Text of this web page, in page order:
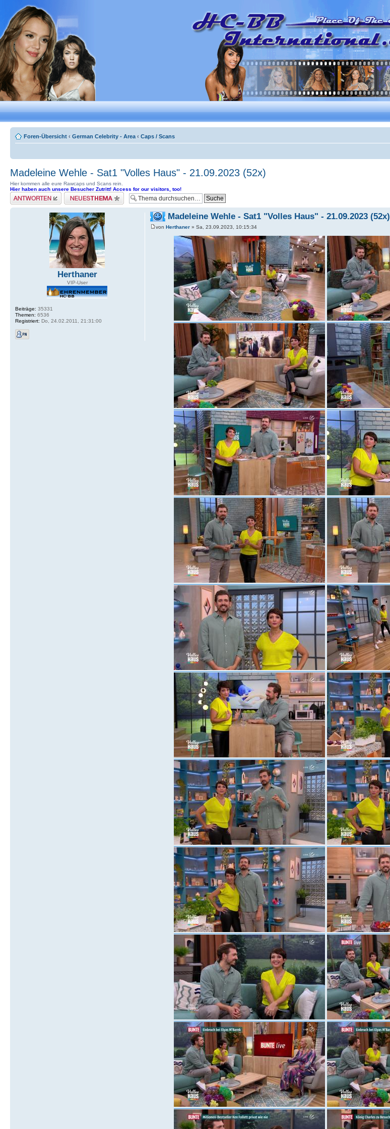
Foren-Übersicht ‹ German Celebrity - Area ‹ Caps / Scans
Madeleine Wehle - Sat1 "Volles Haus" - 21.09.2023 (52x)
Hier kommen alle eure Rawcaps und Scans rein.
Hier haben auch unsere Besucher Zutritt! Access for our visitors, too!
Antwort erstellen Neues Thema erstellen
Herthaner
VIP-User
Beiträge: 35331
Themen: 6536
Registriert: Do, 24.02.2011, 21:31:00
Madeleine Wehle - Sat1 "Volles Haus" - 21.09.2023 (52x)
von Herthaner» Sa, 23.09.2023, 10:15:34